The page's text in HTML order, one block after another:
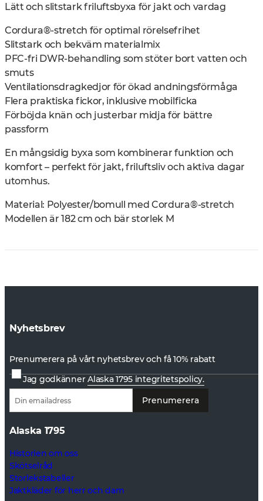
Lätt och slitstark friluftsbyxa för jakt och vardag
Cordura®-stretch för optimal rörelsefrihet
Slitstark och bekväm materialmix
PFC-fri DWR-behandling som stöter bort vatten och
smuts
Ventilationsdragkedjor för ökad andningsförmåga
Flera praktiska fickor, inklusive mobilficka
Förböjda knän och justerbar midja för bättre
passform
En mångsidig byxa som kombinerar funktion och
komfort – perfekt för jakt, friluftsliv och aktiva dagar
utomhus.
Material: Polyester/bomull med Cordura®-stretch
Modellen är 182 cm och bär storlek M
Nyhetsbrev
Prenumerera på vårt nyhetsbrev och få 10% rabatt
Jag godkännerAlaska 1795 integritetspolicy.
Prenumerera
Alaska 1795
Historien om oss
Skötselråd
Storlekstabeller
Jaktkläder för herr och dam